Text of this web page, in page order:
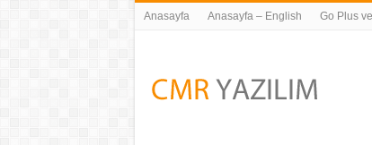
Anasayfa Anasayfa – English Go Plus